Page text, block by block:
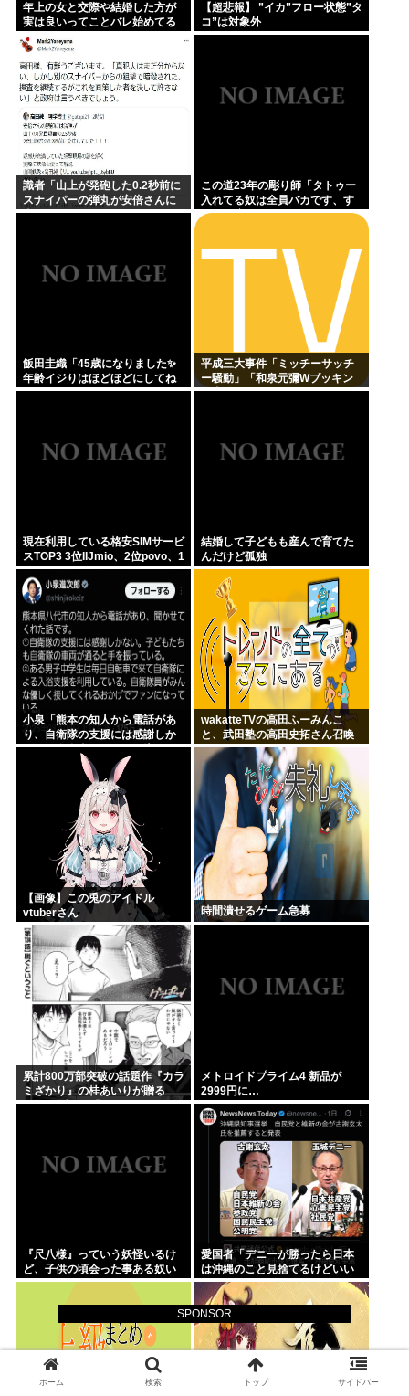
SPONSOR
年上の女と交際や結婚した方が
実は良いってことバレ始めてる
よな
【超悲報】 ”イカ”フロー状態”タ
コ”は対象外
識者「山上が発砲した0.2秒前に
スナイパーの弾丸が安倍さんに
当たっていた！」 これ。
この道23年の彫り師「タトゥー
入れてる奴は全員バカです、す
ごい民度低い」
飯田圭織「45歳になりました✨
年齢イジりはほどほどにしてね
」
平成三大事件「ミッチーサッチ
ー騒動」「和泉元彌Wブッキン
グ事件」あとひとつは？
現在利用している格安SIMサービ
スTOP3 3位IIJmio、2位povo、1
位ahamo
結婚して子どもも産んで育てた
んだけど孤独
小泉「熊本の知人から電話があ
り、自衛隊の支援には感謝しか
ない、自衛隊のファンが増えて
るとのこと 」
wakatteTVの高田ふーみんこ
と、武田塾の高田史拓さん召喚
スレ
【画像】この兎のアイドル
vtuberさん
時間潰せるゲーム急募
累計800万部突破の話題作『カラ
ミざかり』の桂あいりが贈る
NTRラブコメ「グラぱら
メトロイドプライム4 新品が
2999円に…
『尺八様』っていう妖怪いるけ
ど、子供の頃会った事ある奴い
る？？
愛国者「デニーが勝ったら日本
は沖縄のこと見捨てるけどいい
の？」
ホーム 検索 トップ サイドバー